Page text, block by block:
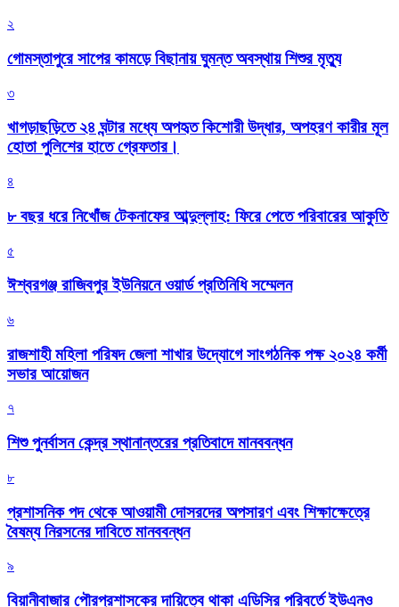
২
গোমস্তাপুরে সাপের কামড়ে বিছানায় ঘুমন্ত অবস্থায় শিশুর মৃত্যু
৩
খাগড়াছড়িতে ২৪ ঘন্টার মধ্যে অপহৃত কিশোরী উদ্ধার, অপহরণ কারীর মূল
হোতা পুলিশের হাতে গ্রেফতার।
৪
৮ বছর ধরে নিখোঁজ টেকনাফের আব্দুল্লাহ: ফিরে পেতে পরিবারের আকুতি
৫
ঈশ্বরগঞ্জ রাজিবপুর ইউনিয়নে ওয়ার্ড প্রতিনিধি সম্মেলন
৬
রাজশাহী মহিলা পরিষদ জেলা শাখার উদ্যোগে সাংগঠনিক পক্ষ ২০২৪ কর্মী
সভার আয়োজন
৭
শিশু পুনর্বাসন কেন্দ্র স্থানান্তরের প্রতিবাদে মানববন্ধন
৮
প্রশাসনিক পদ থেকে আওয়ামী দোসরদের অপসারণ এবং শিক্ষাক্ষেত্রে
বৈষম্য নিরসনের দাবিতে মানববন্ধন
৯
বিয়ানীবাজার পৌরপ্রশাসকের দায়িত্বে থাকা এডিসির পরিবর্তে ইউএনও